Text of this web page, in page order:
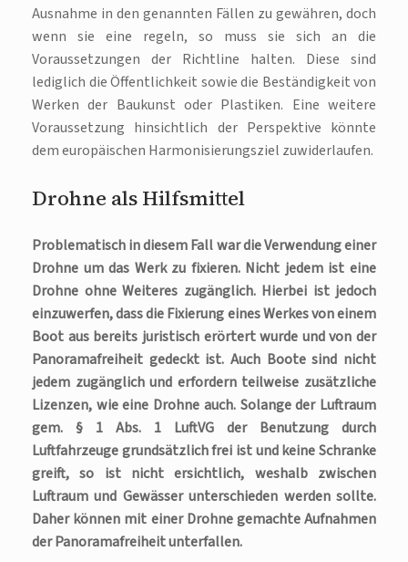
Ausnahme in den genannten Fällen zu gewähren, doch
wenn sie eine regeln, so muss sie sich an die
Voraussetzungen der Richtline halten. Diese sind
lediglich die Öffentlichkeit sowie die Beständigkeit von
Werken der Baukunst oder Plastiken. Eine weitere
Voraussetzung hinsichtlich der Perspektive könnte
dem europäischen Harmonisierungsziel zuwiderlaufen.
Drohne als Hilfsmittel
Problematisch in diesem Fall war die Verwendung einer
Drohne um das Werk zu fixieren. Nicht jedem ist eine
Drohne ohne Weiteres zugänglich. Hierbei ist jedoch
einzuwerfen, dass die Fixierung eines Werkes von einem
Boot aus bereits juristisch erörtert wurde und von der
Panoramafreiheit gedeckt ist. Auch Boote sind nicht
jedem zugänglich und erfordern teilweise zusätzliche
Lizenzen, wie eine Drohne auch. Solange der Luftraum
gem. § 1 Abs. 1 LuftVG der Benutzung durch
Luftfahrzeuge grundsätzlich frei ist und keine Schranke
greift, so ist nicht ersichtlich, weshalb zwischen
Luftraum und Gewässer unterschieden werden sollte.
Daher können mit einer Drohne gemachte Aufnahmen
der Panoramafreiheit unterfallen.